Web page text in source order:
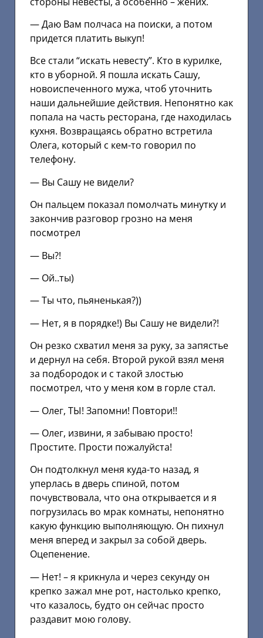
— Даю Вам полчаса на поиски, а потом
придется платить выкуп!
Все стали “искать невесту”. Кто в курилке,
кто в уборной. Я пошла искать Сашу,
новоиспеченного мужа, чтоб уточнить
наши дальнейшие действия. Непонятно как
попала на часть ресторана, где находилась
кухня. Возвращаясь обратно встретила
Олега, который с кем-то говорил по
телефону.
— Вы Сашу не видели?
Он пальцем показал помолчать минутку и
закончив разговор грозно на меня
посмотрел
— Вы?!
— Ой..ты)
— Ты что, пьяненькая?))
— Нет, я в порядке!) Вы Сашу не видели?!
Он резко схватил меня за руку, за запястье
и дернул на себя. Второй рукой взял меня
за подбородок и с такой злостью
посмотрел, что у меня ком в горле стал.
— Олег, ТЫ! Запомни! Повтори!!
— Олег, извини, я забываю просто!
Простите. Прости пожалуйста!
Он подтолкнул меня куда-то назад, я
уперлась в дверь спиной, потом
почувствовала, что она открывается и я
погрузилась во мрак комнаты, непонятно
какую функцию выполняющую. Он пихнул
меня вперед и закрыл за собой дверь.
Оцепенение.
— Нет! – я крикнула и через секунду он
крепко зажал мне рот, настолько крепко,
что казалось, будто он сейчас просто
раздавит мою голову.